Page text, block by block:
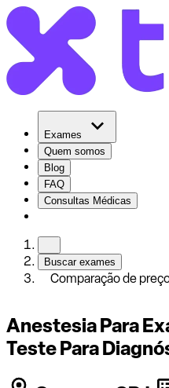
Exames
Quem somos
Blog
FAQ
Consultas Médicas
Buscar exames
Comparação de
Anestesia Para
Teste Para